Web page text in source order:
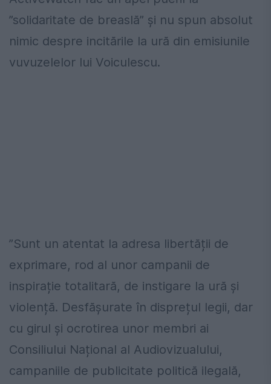
”solidaritate de breaslă” şi nu spun absolut
nimic despre incitările la ură din emisiunile
vuvuzelelor lui Voiculescu.
”Sunt un atentat la adresa libertății de
exprimare, rod al unor campanii de
inspirație totalitară, de instigare la ură și
violență. Desfășurate în disprețul legii, dar
cu girul și ocrotirea unor membri ai
Consiliului Național al Audiovizualului,
campaniile de publicitate politică ilegală,